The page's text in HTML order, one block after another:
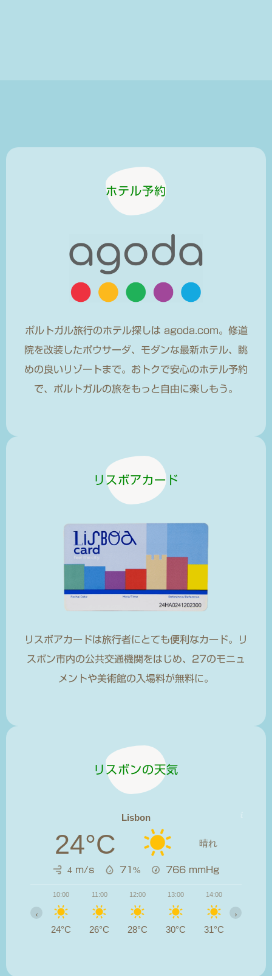
ホテル予約
ポルトガル旅行のホテル探しは agoda.com。修道
院を改装したポウサーダ、モダンな最新ホテル、眺
めの良いリゾートまで。おトクで安心のホテル予約
で、ポルトガルの旅をもっと自由に楽しもう。
リスボアカード
リスボアカードは旅行者にとても便利なカード。リ
スボン市内の公共交通機関をはじめ、27のモニュ
メントや美術館の入場料が無料に。
リスボンの天気
Lisbon
24°C 晴れ
4 m/s 71% 766 mmHg
10:00
24°C
11:00
26°C
12:00
28°C
13:00
30°C
14:00
31°C
‹ ›